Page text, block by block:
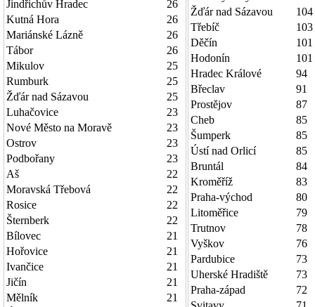
Jindřichův Hradec
26
Kutná Hora
26
Mariánské Lázně
26
Tábor
26
Mikulov
25
Rumburk
25
Žďár nad Sázavou
25
Luhačovice
23
Nové Město na Moravě
23
Ostrov
23
Podbořany
23
Aš
22
Moravská Třebová
22
Rosice
22
Šternberk
22
Bílovec
21
Hořovice
21
Ivančice
21
Jičín
21
Mělník
21
Žďár nad Sázavou
104
Třebíč
103
Děčín
101
Hodonín
101
Hradec Králové
94
Břeclav
91
Prostějov
87
Cheb
85
Šumperk
85
Ústí nad Orlicí
85
Bruntál
84
Kroměříž
83
Praha-východ
80
Litoměřice
79
Trutnov
78
Vyškov
76
Pardubice
73
Uherské Hradiště
73
Praha-západ
72